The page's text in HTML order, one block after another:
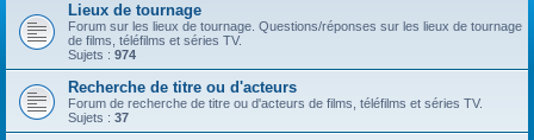
Lieux de tournage
Forum sur les lieux de tournage. Questions/réponses sur les lieux de tournage
de films, téléfilms et séries TV.
Sujets : 974
Recherche de titre ou d'acteurs
Forum de recherche de titre ou d'acteurs de films, téléfilms et séries TV.
Sujets : 37